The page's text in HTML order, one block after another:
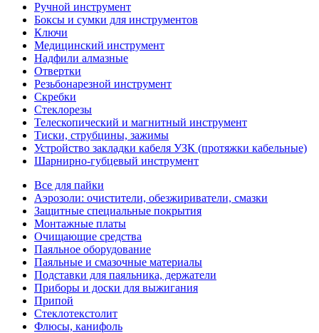
Ручной инструмент
Боксы и сумки для инструментов
Ключи
Медицинский инструмент
Надфили алмазные
Отвертки
Резьбонарезной инструмент
Скребки
Стеклорезы
Телескопический и магнитный инструмент
Тиски, струбцины, зажимы
Устройство закладки кабеля УЗК (протяжки кабельные)
Шарнирно-губцевый инструмент
Все для пайки
Аэрозоли: очистители, обезжириватели, смазки
Защитные специальные покрытия
Монтажные платы
Очищающие средства
Паяльное оборудование
Паяльные и смазочные материалы
Подставки для паяльника, держатели
Приборы и доски для выжигания
Припой
Стеклотекстолит
Флюсы, канифоль